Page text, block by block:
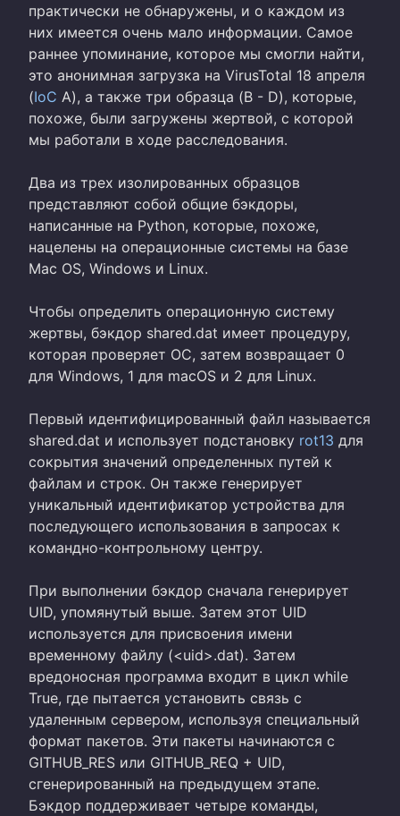
практически не обнаружены, и о каждом из
них имеется очень мало информации. Самое
раннее упоминание, которое мы смогли найти,
это анонимная загрузка на VirusTotal 18 апреля
(IoC A), а также три образца (B - D), которые,
похоже, были загружены жертвой, с которой
мы работали в ходе расследования.
Два из трех изолированных образцов
представляют собой общие бэкдоры,
написанные на Python, которые, похоже,
нацелены на операционные системы на базе
Mac OS, Windows и Linux.
Чтобы определить операционную систему
жертвы, бэкдор shared.dat имеет процедуру,
которая проверяет ОС, затем возвращает 0
для Windows, 1 для macOS и 2 для Linux.
Первый идентифицированный файл называется
shared.dat и использует подстановку rot13 для
сокрытия значений определенных путей к
файлам и строк. Он также генерирует
уникальный идентификатор устройства для
последующего использования в запросах к
командно-контрольному центру.
При выполнении бэкдор сначала генерирует
UID, упомянутый выше. Затем этот UID
используется для присвоения имени
временному файлу (<uid>.dat). Затем
вредоносная программа входит в цикл while
True, где пытается установить связь с
удаленным сервером, используя специальный
формат пакетов. Эти пакеты начинаются с
GITHUB_RES или GITHUB_REQ + UID,
сгенерированный на предыдущем этапе.
Бэкдор поддерживает четыре команды,